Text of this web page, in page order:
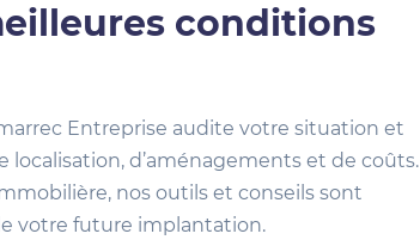
conditions
Entreprise audite votre situation et
d’aménagements et de coûts.
nos outils et conseils sont
votre future implantation.